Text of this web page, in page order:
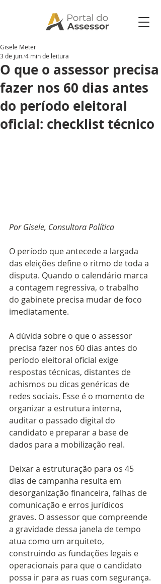
O que o assessor precisa
fazer nos 60 dias antes
do período eleitoral
oficial: checklist técnico
Gisele Meter
3 de jun.4 min de leitura
Por Gisele, Consultora Política
O período que antecede a largada
das eleições define o ritmo de toda a
disputa. Quando o calendário marca
a contagem regressiva, o trabalho
do gabinete precisa mudar de foco
imediatamente.
A dúvida sobre o que o assessor
precisa fazer nos 60 dias antes do
período eleitoral oficial exige
respostas técnicas, distantes de
achismos ou dicas genéricas de
redes sociais. Esse é o momento de
organizar a estrutura interna,
auditar o passado digital do
candidato e preparar a base de
dados para a mobilização real.
Deixar a estruturação para os 45
dias de campanha resulta em
desorganização financeira, falhas de
comunicação e erros jurídicos
graves. O assessor que compreende
a gravidade dessa janela de tempo
atua como um arquiteto,
construindo as fundações legais e
operacionais para que o candidato
possa ir para as ruas com segurança.